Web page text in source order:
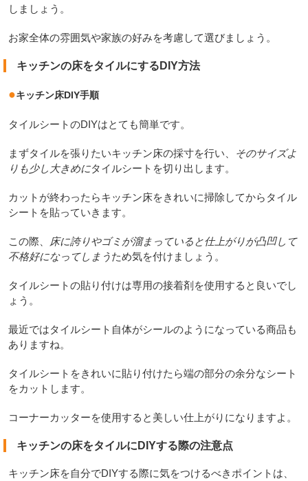
しましょう。
お家全体の雰囲気や家族の好みを考慮して選びましょう。
キッチンの床をタイルにするDIY方法
●キッチン床DIY手順
タイルシートのDIYはとても簡単です。
まずタイルを張りたいキッチン床の採寸を行い、
そのサイズよ
りも少し大きめにタイルシートを切り出します。
カットが終わったらキッチン床をきれいに掃除してからタイル
シートを貼っていきます。
この際、
床に誇りやゴミが溜まっていると仕上がりが凸凹して
不格好になってしまうため気を付けましょう。
タイルシートの貼り付けは専用の接着剤を使用すると良いでし
ょう。
最近ではタイルシート自体がシールのようになっている商品も
ありますね。
タイルシートをきれいに貼り付けたら端の部分の余分なシート
をカットします。
コーナーカッターを使用すると美しい仕上がりになりますよ。
キッチンの床をタイルにDIYする際の注意点
キッチン床を自分でDIYする際に気をつけるべきポイントは、